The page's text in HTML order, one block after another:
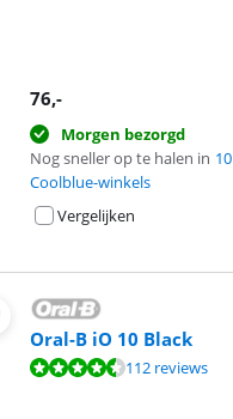
76,-
Morgen bezorgd
Nog sneller op te halen in 10
Coolblue-winkels
Vergelijken
Oral-B iO 10 Black
10, gebaseerd op 112 reviews.
112 reviews